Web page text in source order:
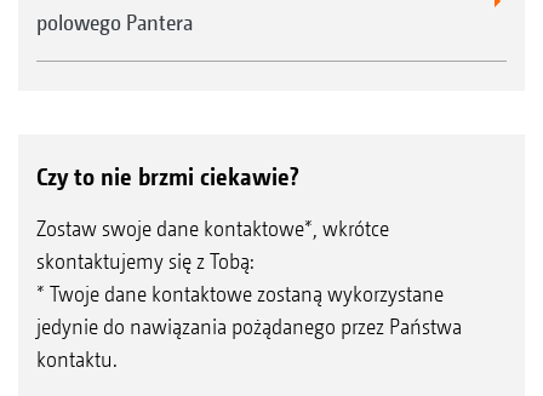
polowego Pantera
Czy to nie brzmi ciekawie?
Zostaw swoje dane kontaktowe*, wkrótce
skontaktujemy się z Tobą:
* Twoje dane kontaktowe zostaną wykorzystane
jedynie do nawiązania pożądanego przez Państwa
kontaktu.